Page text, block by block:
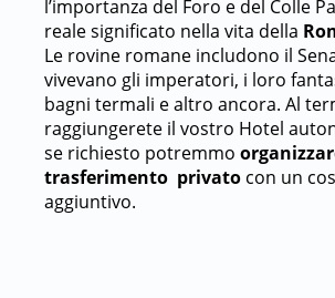
l’importanza del Foro e del Colle
reale significato nella vita della
Le rovine romane includono il
vivevano gli imperatori, i loro
bagni termali e altro ancora. Al
raggiungerete il vostro Hotel
se richiesto potremmo
trasferimento privato con un
aggiuntivo.